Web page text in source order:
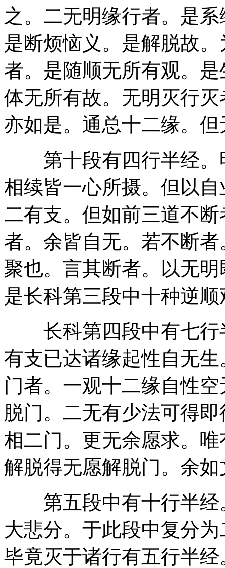
之。二无明缘行者。是
是断烦恼义。是解脱故
者。是随顺无所有观。
体无所有故。无明灭行
亦如是。通总十二缘。
第十段有四行半经。
相续皆一心所摄。但以
二有支。但如前三道不
者。余皆自无。若不断
聚也。言其断者。以无
是长科第三段中十种逆
长科第四段中有七行
有支已达诸缘起性自无
门者。一观十二缘自性
脱门。二无有少法可得
相二门。更无余愿求。
解脱得无愿解脱门。余如
第五段中有十行半经
大悲分。于此段中复分
毕竟灭于诸行有五行半